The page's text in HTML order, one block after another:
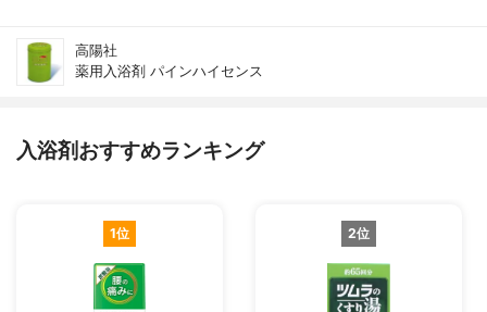
高陽社
薬用入浴剤 パインハイセンス
入浴剤おすすめランキング
1位 2位